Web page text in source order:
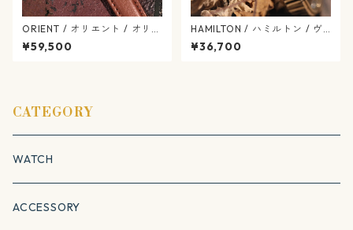
ORIENT / オリエント / オリエ
ントスター / ダイナミック /
二バフレックス / 手巻き式 / o
¥59,500
HAMILTON / ハミルトン / ヴ
ィンテージ / カットガラス /
腕時計 / 手巻き式 / hamilton
¥36,700
CATEGORY
WATCH
ACCESSORY